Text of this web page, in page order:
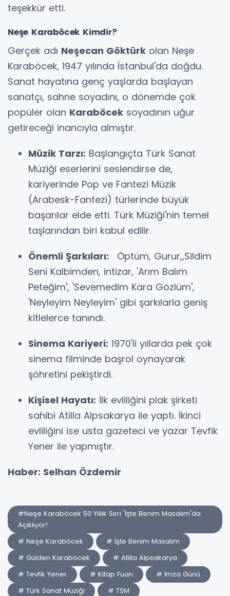
teşekkür etti.
Neşe Karaböcek Kimdir?
Gerçek adı Neşecan Göktürk olan Neşe
Karaböcek, 1947 yılında İstanbul'da doğdu.
Sanat hayatına genç yaşlarda başlayan
sanatçı, sahne soyadını, o dönemde çok
popüler olan Karaböcek soyadının uğur
getireceği inancıyla almıştır.
Müzik Tarzı: Başlangıçta Türk Sanat
Müziği eserlerini seslendirse de,
kariyerinde Pop ve Fantezi Müzik
(Arabesk-Fantezi) türlerinde büyük
başarılar elde etti. Türk Müziği'nin temel
taşlarından biri kabul edilir.
Önemli Şarkıları:
Öptüm, Gurur,,Sildim
Seni Kalbimden, intizar, 'Arım Balım
Peteğim', 'Sevemedim Kara Gözlüm',
'Neyleyim Neyleyim' gibi şarkılarla geniş
kitlelerce tanındı.
Sinema Kariyeri: 1970'li yıllarda pek çok
sinema filminde başrol oynayarak
şöhretini pekiştirdi.
Kişisel Hayatı: İlk evliliğini plak şirketi
sahibi Atilla Alpsakarya ile yaptı. İkinci
evliliğini ise usta gazeteci ve yazar Tevfik
Yener ile yapmıştır.
Haber: Selhan Özdemir
#Neşe Karaböcek 50 Yıllık Sırrı 'İşte Benim Masalım'da
Açıklıyor!
# Neşe Karaböcek
# İşte Benim Masalım
# Gülden Karaböcek
# Atilla Alpsakarya
# Tevfik Yener
# Kitap Fuarı
# İmza Günü
# Türk Sanat Müziği
# TSM